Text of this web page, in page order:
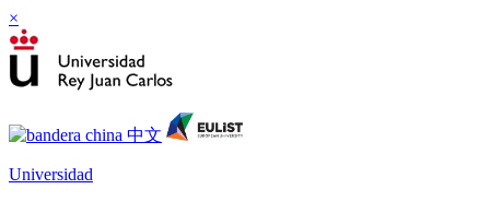
×
Universidad